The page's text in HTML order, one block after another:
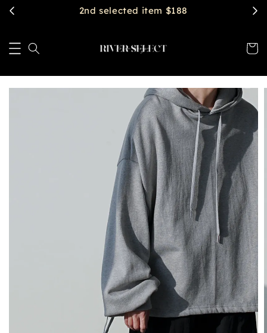
2nd selected item $188